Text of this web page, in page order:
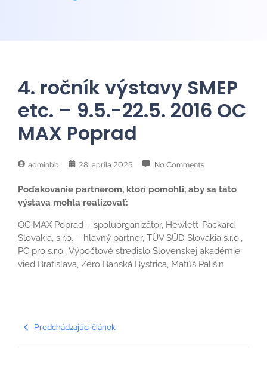
4. ročník výstavy SMEP
etc. – 9.5.-22.5. 2016 OC
MAX Poprad
adminbb 28. apríla 2025 No Comments
Poďakovanie partnerom, ktorí pomohli, aby sa táto
výstava mohla realizovať:
OC MAX Poprad – spoluorganizátor, Hewlett-Packard
Slovakia, s.r.o. – hlavný partner, TÜV SÜD Slovakia s.r.o.,
PC pro s.r.o., Výpočtové stredislo Slovenskej akadémie
vied Bratislava, Zero Banská Bystrica, Matúš Pališin
Predchádzajúci článok